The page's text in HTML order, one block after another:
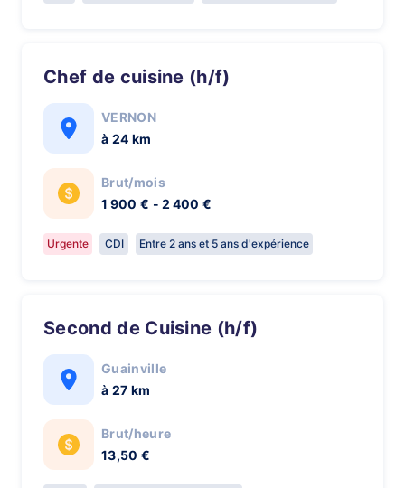
Chef de cuisine (h/f)
VERNON
à 24 km
Brut/mois
1 900 € - 2 400 €
Urgente CDI Entre 2 ans et 5 ans d'expérience
Second de Cuisine (h/f)
Guainville
à 27 km
Brut/heure
13,50 €